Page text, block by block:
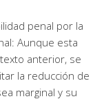
penal por la
Aunque esta
anterior, se
la reducción de
marginal y su